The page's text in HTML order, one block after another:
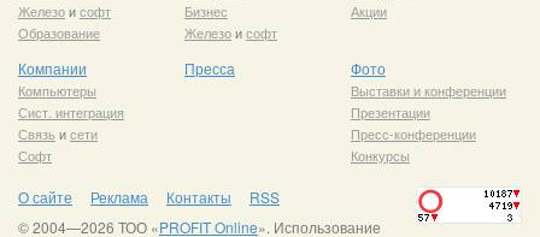
Железоисофт
Образование
Бизнес
Железоисофт
Акции
Компании
Компьютеры
Сист. интеграция
Связь исети
Софт
Пресса Фото
Выставки и конференции
Презентации
Пресс-конференции
Конкурсы
О сайте Реклама Контакты
RSS
© 2004—2026 ТОО «PROFIT Online». Использование